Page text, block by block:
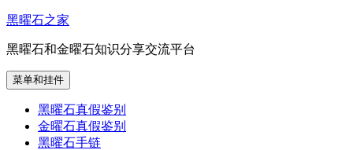
跳
内
容
黑曜石之家
黑曜石和金曜石知识分享交流平台
菜单和挂件
黑曜石真假鉴别
金曜石真假鉴别
黑曜石手链